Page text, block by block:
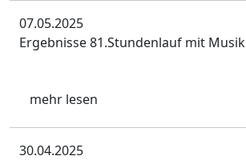
07.05.2025
Ergebnisse 81.Stundenlauf mit Musik
mehr lesen
30.04.2025